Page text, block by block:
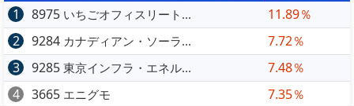
1
8975 いちごオフィスリート...
11.89％
2
9284 カナディアン・ソーラ...
7.72％
3
9285 東京インフラ・エネル...
7.48％
4
3665 エニグモ
7.35％